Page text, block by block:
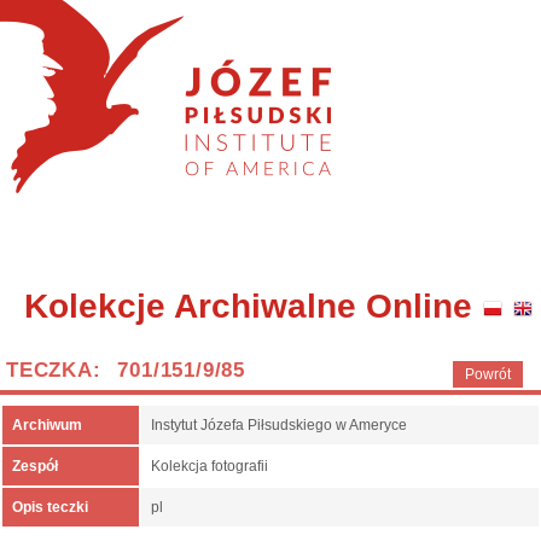
Kolekcje Archiwalne Online
Powrót
TECZKA: 701/151/9/85
Archiwum Instytut Józefa Piłsudskiego w Ameryce
Zespół Kolekcja fotografii
Opis teczki pl